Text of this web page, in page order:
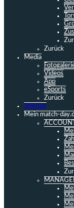
Zurück
Media
Videos
App
eSports
Zurück
Spieltag
Mein match-
ACCOUNT